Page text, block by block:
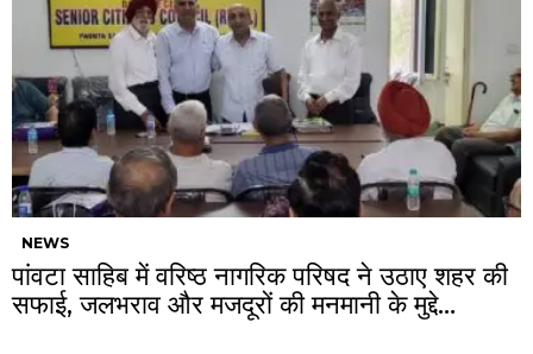
NEWS
पांवटा साहिब में वरिष्ठ नागरिक परिषद ने उठाए शहर की
सफाई, जलभराव और मजदूरों की मनमानी के मुद्दे…